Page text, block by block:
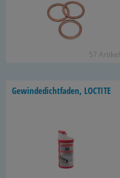
57 Ar­ti­kel
Ge­win­de­dicht­fa­den, LOC­TI­TE